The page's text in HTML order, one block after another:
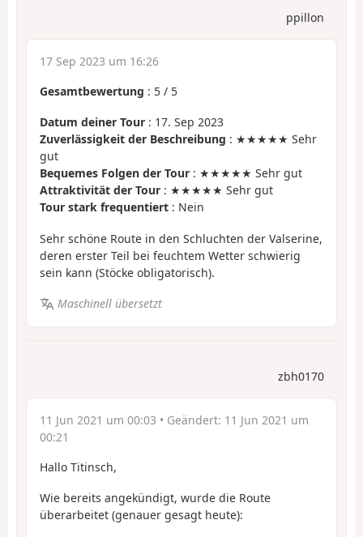
ppillon
17 Sep 2023 um 16:26
Gesamtbewertung : 5 / 5
Datum deiner Tour : 17. Sep 2023
Zuverlässigkeit der Beschreibung : ★★★★★ Sehr
gut
Bequemes Folgen der Tour : ★★★★★ Sehr gut
Attraktivität der Tour : ★★★★★ Sehr gut
Tour stark frequentiert : Nein
Sehr schöne Route in den Schluchten der Valserine,
deren erster Teil bei feuchtem Wetter schwierig
sein kann (Stöcke obligatorisch).
Maschinell übersetzt
zbh0170
11 Jun 2021 um 00:03 • Geändert: 11 Jun 2021 um
00:21
Hallo Titinsch,
Wie bereits angekündigt, wurde die Route
überarbeitet (genauer gesagt heute):